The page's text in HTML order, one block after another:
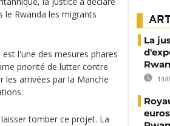
le Rwanda les migrants
l'une des mesures phares
priorité de lutter contre
les arrivées par la Manche
tomber ce projet. La
La
13/